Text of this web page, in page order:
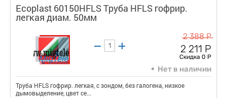
Ecoplast 60150HFLS Труба HFLS гофрир.
легкая диам. 50мм
2 388 Р
2 211 Р
Скидка 0 Р
Нет в наличии
Труба HFLS гофрир. легкая, с зондом, без галогена, низкое
дымовыделение, цвет се...